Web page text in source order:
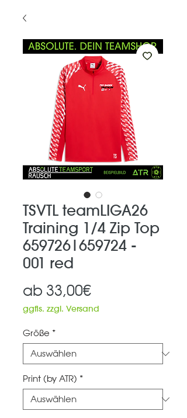
TSVTL teamLIGA26
Training 1/4 Zip Top
659726|659724 -
001 red
ab 33,00€Sale-
Preis
ggfls. zzgl. Versand
Größe *
Print (by ATR) *